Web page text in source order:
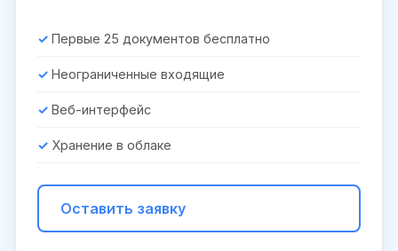
Первые 25 документов бесплатно
Неограниченные входящие
Веб-интерфейс
Хранение в облаке
Оставить заявку